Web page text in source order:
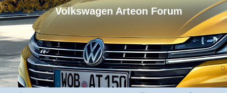
Volkswagen Arteon Forum